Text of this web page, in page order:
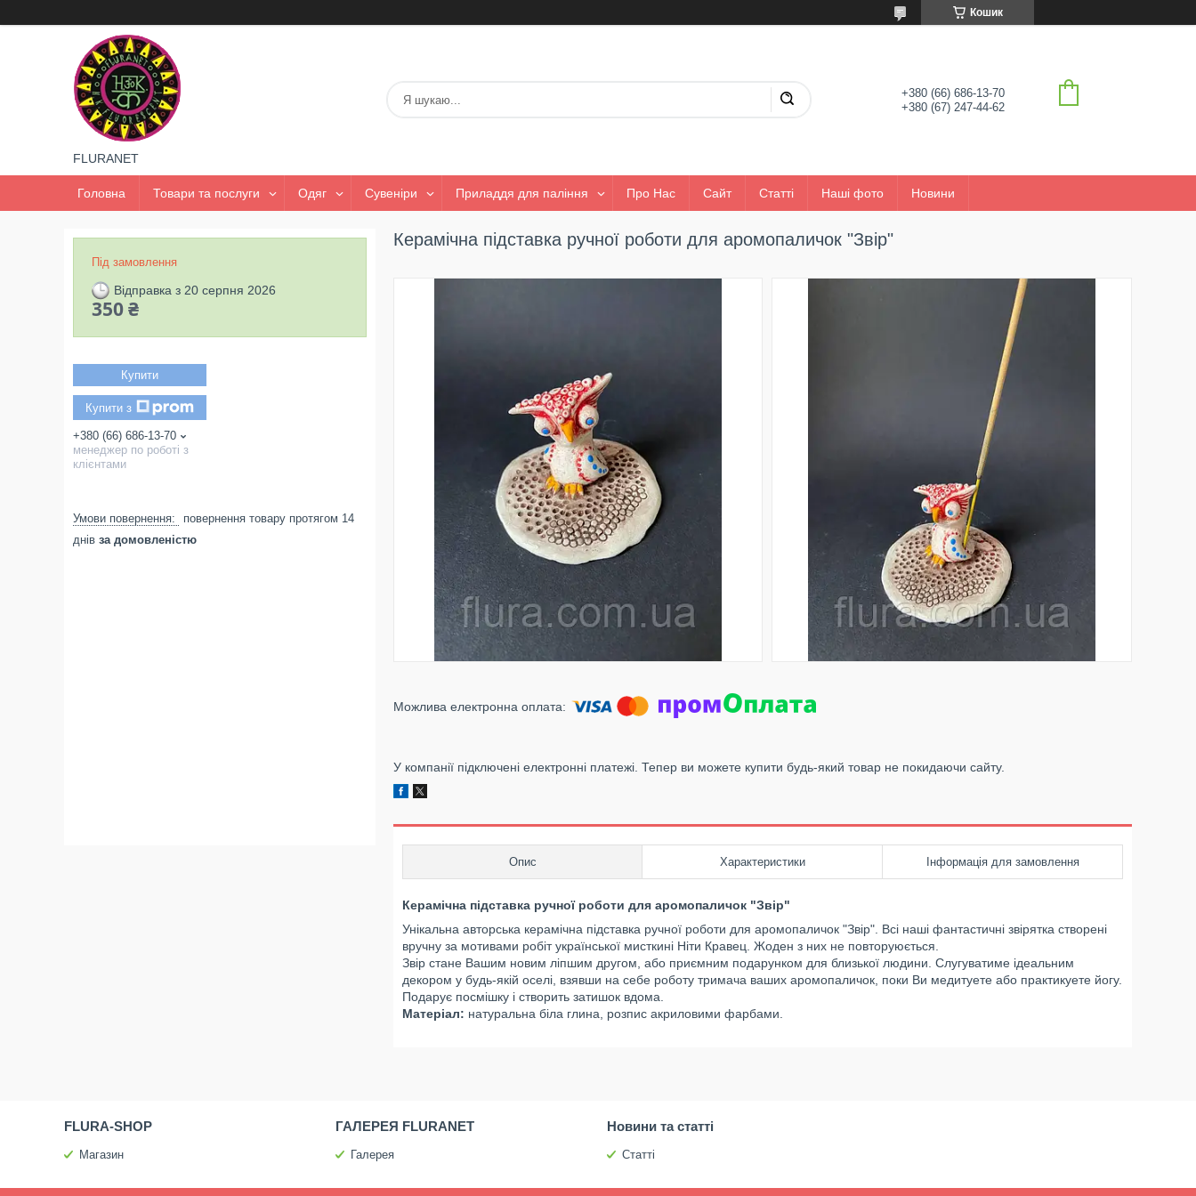
Кошик
FLURANET
+380 (66) 686-13-70
+380 (67) 247-44-62
Головна Товари та послуги Одяг Сувеніри Приладдя для паління Про Нас Сайт Статті Наші фото Новини
Керамічна підставка ручної роботи для аромопаличок "Звір"
У компанії підключені електронні платежі. Тепер ви можете купити будь-який товар не покидаючи сайту.
Опис Характеристики Інформація для замовлення
Керамічна підставка ручної роботи для аромопаличок "Звір"
Унікальна авторська керамічна підставка ручної роботи для аромопаличок "Звір". Всі наші фантастичні звірятка створені
вручну за мотивами робіт української мисткині Ніти Кравец. Жоден з них не повторуюється.
Звір стане Вашим новим ліпшим другом, або приємним подарунком для близької людини. Слугуватиме ідеальним
декором у будь-якій оселі, взявши на себе роботу тримача ваших аромопаличок, поки Ви медитуете або практикуете йогу.
Подарує посмішку і створить затишок вдома.
Матеріал: натуральна біла глина, розпис акриловими фарбами.
Під замовлення
Відправка з 20 серпня 2026
350 ₴
Купити
Купити з
+380 (66) 686-13-70
менеджер по роботі з
клієнтами
повернення товару протягом 14
днів за домовленістю
FLURA-SHOP
Магазин
ГАЛЕРЕЯ FLURANET
Галерея
Новини та статті
Статті